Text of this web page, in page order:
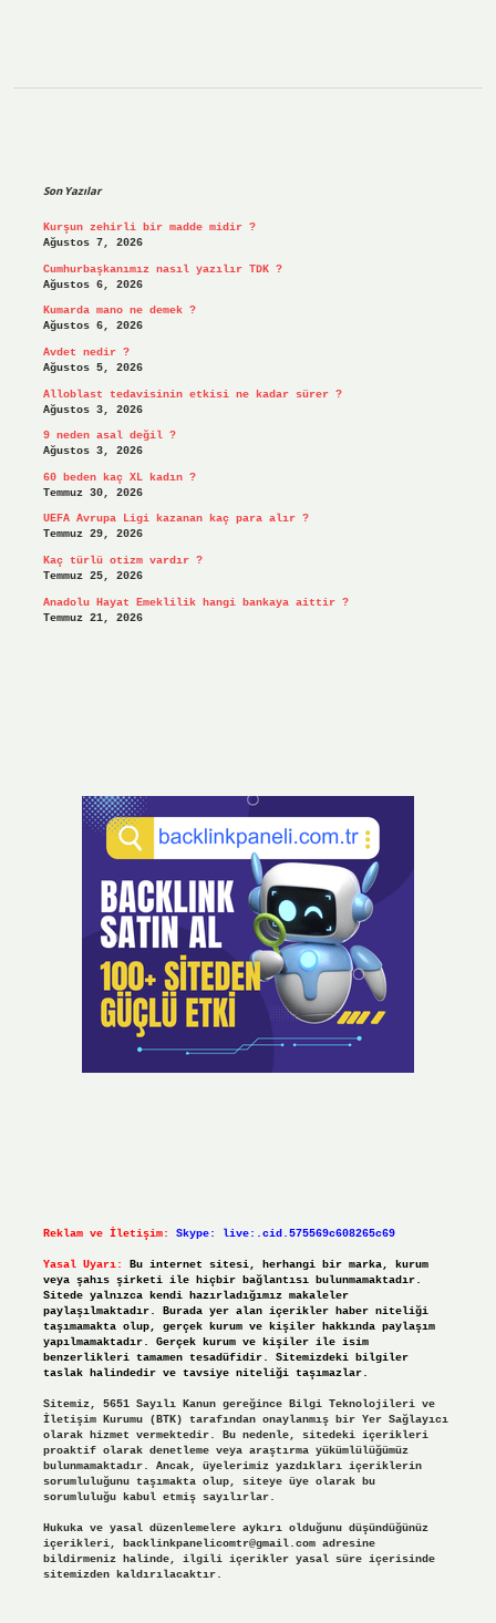
Son Yazılar
Kurşun zehirli bir madde midir ?
Ağustos 7, 2026
Cumhurbaşkanımız nasıl yazılır TDK ?
Ağustos 6, 2026
Kumarda mano ne demek ?
Ağustos 6, 2026
Avdet nedir ?
Ağustos 5, 2026
Alloblast tedavisinin etkisi ne kadar sürer ?
Ağustos 3, 2026
9 neden asal değil ?
Ağustos 3, 2026
60 beden kaç XL kadın ?
Temmuz 30, 2026
UEFA Avrupa Ligi kazanan kaç para alır ?
Temmuz 29, 2026
Kaç türlü otizm vardır ?
Temmuz 25, 2026
Anadolu Hayat Emeklilik hangi bankaya aittir ?
Temmuz 21, 2026
Reklam ve İletişim: Skype: live:.cid.575569c608265c69
Yasal Uyarı:
Bu internet sitesi, herhangi bir marka, kurum
veya şahıs şirketi ile hiçbir bağlantısı bulunmamaktadır.
Sitede yalnızca kendi hazırladığımız makaleler
paylaşılmaktadır. Burada yer alan içerikler haber niteliği
taşımamakta olup, gerçek kurum ve kişiler hakkında paylaşım
yapılmamaktadır. Gerçek kurum ve kişiler ile isim
benzerlikleri tamamen tesadüfidir. Sitemizdeki bilgiler
taslak halindedir ve tavsiye niteliği taşımazlar.
Sitemiz, 5651 Sayılı Kanun gereğince Bilgi Teknolojileri ve
İletişim Kurumu (BTK) tarafından onaylanmış bir Yer Sağlayıcı
olarak hizmet vermektedir. Bu nedenle, sitedeki içerikleri
proaktif olarak denetleme veya araştırma yükümlülüğümüz
bulunmamaktadır. Ancak, üyelerimiz yazdıkları içeriklerin
sorumluluğunu taşımakta olup, siteye üye olarak bu
sorumluluğu kabul etmiş sayılırlar.
Hukuka ve yasal düzenlemelere aykırı olduğunu düşündüğünüz
içerikleri, backlinkpanelicomtr@gmail.comadresine
bildirmeniz halinde, ilgili içerikler yasal süre içerisinde
sitemizden kaldırılacaktır.